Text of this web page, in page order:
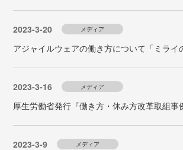
2023-3-20 メディア
アジャイルウェアの働き方について「ミライ
2023-3-16 メディア
厚生労働省発行『働き方・休み方改革取組事
2023-3-9 メディア